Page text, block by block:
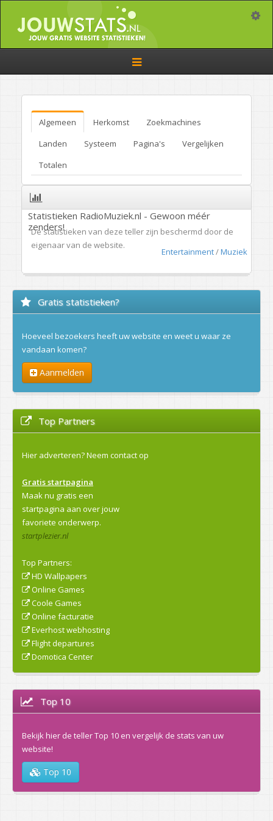
Toggle
navigation
Algemeen Herkomst
Zoekmachines
Landen
Systeem Pagina's
Vergelijken
Totalen
Statistieken RadioMuziek.nl - Gewoon méér
zenders!
Entertainment/Muziek
De statistieken van deze teller zijn beschermd door de
eigenaar van de website.
Gratis statistieken?
Hoeveel bezoekers heeft uw website en weet u waar ze
vandaan komen?
Aanmelden
Top Partners
Hier adverteren?Neem contact op
Gratis startpagina
Maak nu gratis een
startpagina aan over jouw
favoriete onderwerp.
startplezier.nl
Top Partners:
HD Wallpapers
Online Games
Coole Games
Online facturatie
Everhost webhosting
Flight departures
Domotica Center
Top 10
Bekijk hier de teller Top 10 en vergelijk de stats van uw
website!
Top 10